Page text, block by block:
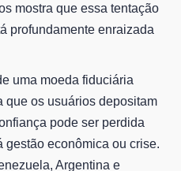
mostra que essa tentação
profundamente enraizada
uma moeda fiduciária
que os usuários depositam
pode ser perdida
gestão econômica ou crise.
Argentina e